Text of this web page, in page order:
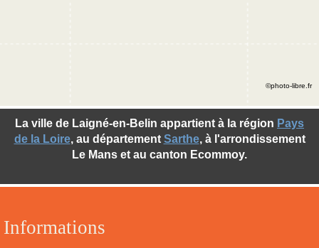
Informations
La ville de Laigné-en-Belin appartient à la région Pays
de la Loire, au département Sarthe, à l'arrondissement
Le Mans et au canton Ecommoy.
©photo-libre.fr